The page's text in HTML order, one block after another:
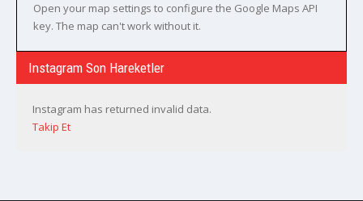
Open your map settings to configure the Google Maps API
key. The map can't work without it.
Instagram Son Hareketler
Instagram has returned invalid data.
Takip Et